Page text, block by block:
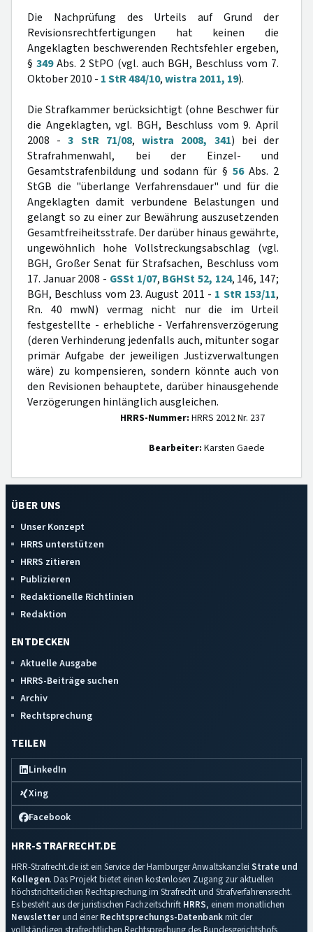
Die Nachprüfung des Urteils auf Grund der
Revisionsrechtfertigungen hat keinen die
Angeklagten beschwerenden Rechtsfehler ergeben,
§ 349Abs. 2 StPO (vgl. auch BGH, Beschluss vom 7.
Oktober 2010 - 1 StR 484/10,wistra 2011, 19).
Die Strafkammer berücksichtigt (ohne Beschwer für
die Angeklagten, vgl. BGH, Beschluss vom 9. April
2008 -3 StR 71/08,wistra 2008, 341) bei der
Strafrahmenwahl, bei der Einzel- und
Gesamtstrafenbildung und sodann für § 56Abs. 2
StGB die "überlange Verfahrensdauer" und für die
Angeklagten damit verbundene Belastungen und
gelangt so zu einer zur Bewährung auszusetzenden
Gesamtfreiheitsstrafe. Der darüber hinaus gewährte,
ungewöhnlich hohe Vollstreckungsabschlag (vgl.
BGH, Großer Senat für Strafsachen, Beschluss vom
17. Januar 2008 - GSSt 1/07, BGHSt 52, 124, 146, 147;
BGH, Beschluss vom 23. August 2011 - 1 StR 153/11,
Rn. 40 mwN) vermag nicht nur die im Urteil
festgestellte - erhebliche - Verfahrensverzögerung
(deren Verhinderung jedenfalls auch, mitunter sogar
primär Aufgabe der jeweiligen Justizverwaltungen
wäre) zu kompensieren, sondern könnte auch von
den Revisionen behauptete, darüber hinausgehende
Verzögerungen hinlänglich ausgleichen.
HRRS-Nummer: HRRS 2012 Nr. 237
Bearbeiter: Karsten Gaede
ÜBER UNS
Unser Konzept
HRRS unterstützen
HRRS zitieren
Publizieren
Redaktionelle Richtlinien
Redaktion
ENTDECKEN
Aktuelle Ausgabe
HRRS-Beiträge suchen
Archiv
Rechtsprechung
TEILEN
LinkedIn
Xing
Facebook
HRR-STRAFRECHT.DE
HRR-Strafrecht.de ist ein Service der Hamburger Anwaltskanzlei Strate und
Kollegen. Das Projekt bietet einen kostenlosen Zugang zur aktuellen
höchstrichterlichen Rechtsprechung im Strafrecht und Strafverfahrensrecht.
Es besteht aus der juristischen Fachzeitschrift HRRS, einem monatlichen
Newsletterund einerRechtsprechungs-Datenbankmit der